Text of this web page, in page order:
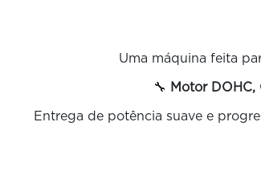
Uma máquina feita
🔧 Motor DOHC,
Entrega de potência suave e